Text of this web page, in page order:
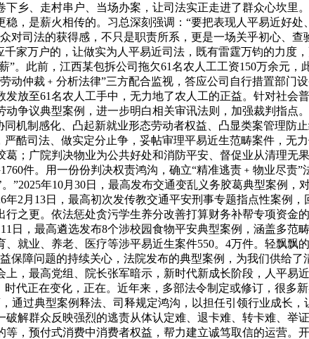
、走村串户、当场办案，让司法实正走进了群众心坎里
，是薪火相传的。习总深刻强调：“要把表现人平易近好
对司法的获得感，不只是职责所系，更是一场关乎初心、
家万户的，让做实为人平易近司法，既有雷霆万钧的力度
。此前，江西某包拆公司拖欠61名农人工工资150万余元
动仲裁﹢分析法律”三方配合监视，答应公司自行措置部门
放至61名农人工手中，无力地了农人工的正益。针对社会
争议典型案例，进一步明白相关审讯法则，加强裁判指点
机制感化、凸起新就业形态劳动者权益、凸显类案管理防
酷司法、做实定分止争，妥帖审理平易近生范畴案件，无
；广院判决物业为公共好处和消防平安、督促业从清理
件。用一份份判决权责鸿沟，确立“精准逃责﹢物业尽责
”2025年10月30日，最高发布交通变乱义务胶葛典型案例
2月13日，最高初次发传教交通平安刑事专题指点性案例
之更。依法惩处贪污学生养分改善打算财务补帮专项资金
，最高遴选发布8个涉校园食物平安典型案例，涵盖多范
就业、养老、医疗等涉平易近生案件550。4万件。轻飘飘
障问题的持续关心，法院发布的典型案例，为我们供给了
，最高党组、院长张军暗示，新时代新成长阶段，人平易
代正在变化，正在。近年来，多部法令制定或修订，很多
通过典型案例释法、司释规定鸿沟，以担任引领行业成长
解群众反映强烈的逃责从体认定难、退卡难、转卡难、举
，预付式消费中消费者权益，帮力建立诚笃取信的运营。